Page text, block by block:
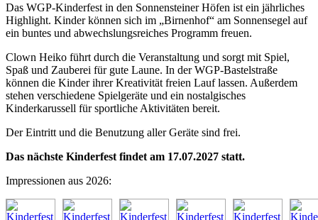
Das WGP-Kinderfest in den Sonnensteiner Höfen ist ein jährliches
Highlight. Kinder können sich im „Birnenhof“ am Sonnensegel auf
ein buntes und abwechslungsreiches Programm freuen.
Clown Heiko führt durch die Veranstaltung und sorgt mit Spiel,
Spaß und Zauberei für gute Laune. In der WGP-Bastelstraße
können die Kinder ihrer Kreativität freien Lauf lassen. Außerdem
stehen verschiedene Spielgeräte und ein nostalgisches
Kinderkarussell für sportliche Aktivitäten bereit.
Der Eintritt und die Benutzung aller Geräte sind frei.
Das nächste Kinderfest findet am 17.07.2027 statt.
Impressionen aus 2026: